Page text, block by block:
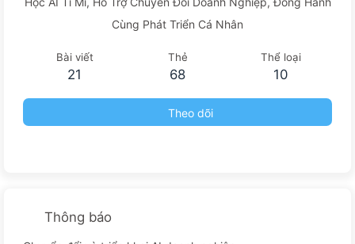
Cùng Phát Triển Cá Nhân
Bài viết
21
Thẻ
68
Thể loại
10
Theo dõi
Thông báo